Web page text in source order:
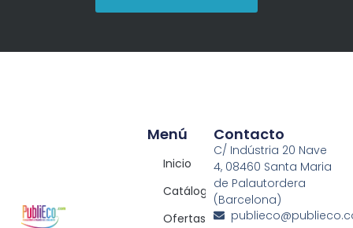
Menú
Inicio
Catálogos
Ofertas
Contacto
C/ Indústria 20 Nave
4, 08460 Santa Maria
de Palautordera
(Barcelona)